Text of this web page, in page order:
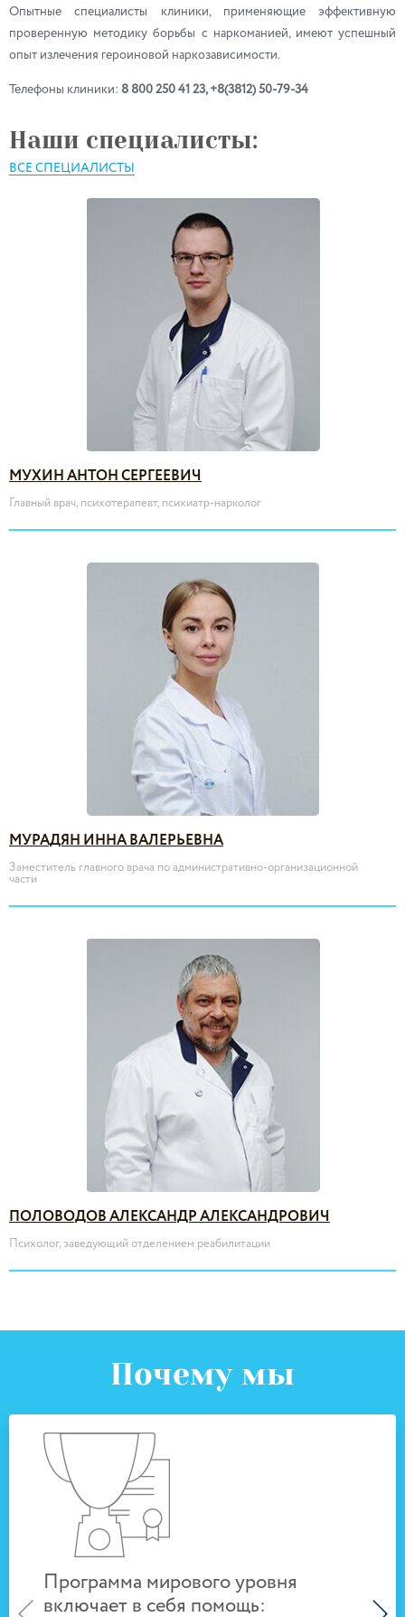
Опытные специалисты клиники, применяющие эффективную
проверенную методику борьбы с наркоманией, имеют успешный
опыт излечения героиновой наркозависимости.
Телефоны клиники: 8 800 250 41 23, +8(3812) 50-79-34
Наши специалисты:
ВСЕ СПЕЦИАЛИСТЫ
МУХИН АНТОН СЕРГЕЕВИЧ
Главный врач, психотерапевт, психиатр-нарколог
МУРАДЯН ИННА ВАЛЕРЬЕВНА
Заместитель главного врача по административно-организационной
части
ПОЛОВОДОВ АЛЕКСАНДР АЛЕКСАНДРОВИЧ
Психолог, заведующий отделением реабилитации
Почему мы
Программа мирового уровня
включает в себя помощь: